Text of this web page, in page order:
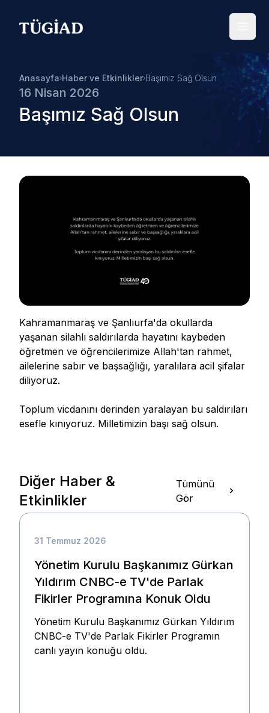
Your Company
Anasayfa Haber ve Etkinlikler Başımız Sağ Olsun
16 Nisan 2026
Başımız Sağ Olsun
Kahramanmaraş ve Şanlıurfa'da okullarda
yaşanan silahlı saldırılarda hayatını kaybeden
öğretmen ve öğrencilerimize Allah'tan rahmet,
ailelerine sabır ve başsağlığı, yaralılara acil şifalar
diliyoruz.
Toplum vicdanını derinden yaralayan bu saldırıları
esefle kınıyoruz. Milletimizin başı sağ olsun.
Diğer Haber &
Etkinlikler
Tümünü
Gör
31 Temmuz 2026
Yönetim Kurulu Başkanımız Gürkan
Yıldırım CNBC-e TV'de Parlak
Fikirler Programına Konuk Oldu
Yönetim Kurulu Başkanımız Gürkan Yıldırım
CNBC-e TV'de Parlak Fikirler Programın
canlı yayın konuğu oldu.